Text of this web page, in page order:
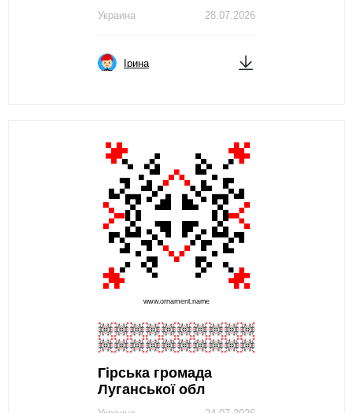
28.07.2026
Украина
Ірина
Гірська громада
Луганської обл